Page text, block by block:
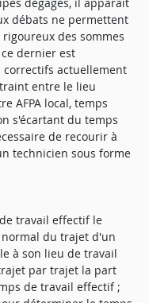
débats ne permettent
des sommes
dernier est
actuellement
entre le lieu
AFPA local, temps
s'écartant du temps
de recourir à
technicien sous forme
de travail effectif le
du trajet d'un
à son lieu de travail
par trajet la part
de travail effectif ;